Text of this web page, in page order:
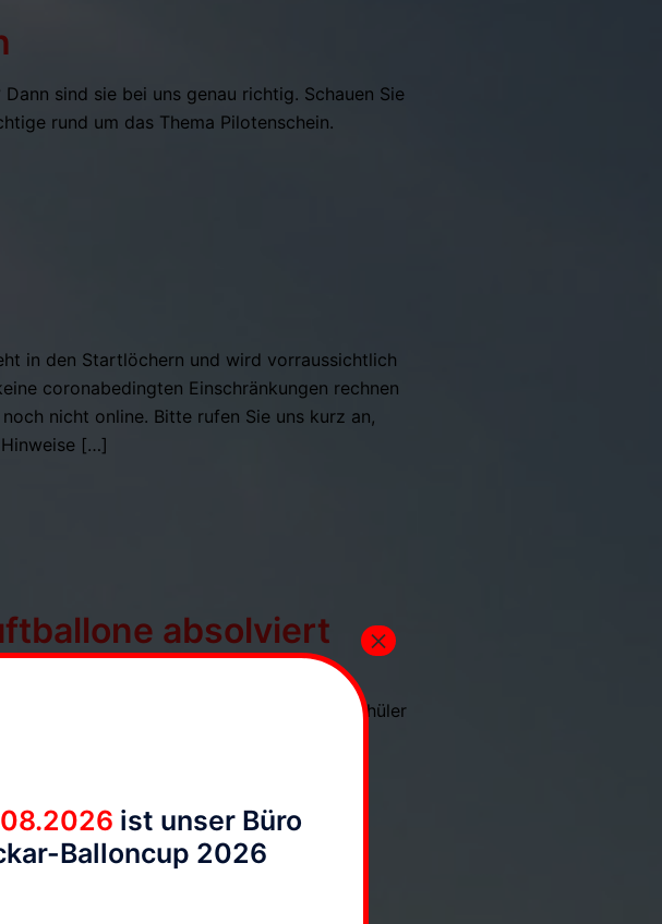
sind sie bei uns genau richtig. Schauen Sie
rund um das Thema Pilotenschein.
in den Startlöchern und wird vorraussichtlich
coronabedingten Einschränkungen rechnen
nicht online. Bitte rufen Sie uns kurz an,
[…]
absolviert
Michael am Mittwoch den 22.09.2021
sind sehr stolz und freuen uns auf alle Schüler
ist unser Büro
Balloncup 2026
×